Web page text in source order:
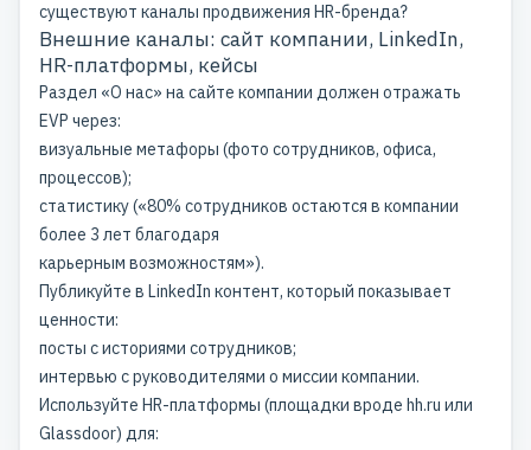
существуют каналы продвижения HR-бренда?
Внешние каналы: сайт компании, LinkedIn,
HR-платформы, кейсы
Раздел «О нас» на сайте компании должен отражать
EVP через:
визуальные метафоры (фото сотрудников, офиса,
процессов);
статистику («80% сотрудников остаются в компании
более 3 лет благодаря
карьерным возможностям»).
Публикуйте в LinkedIn контент, который показывает
ценности:
посты с историями сотрудников;
интервью с руководителями о миссии компании.
Используйте HR-платформы (площадки вроде hh.ru или
Glassdoor) для: